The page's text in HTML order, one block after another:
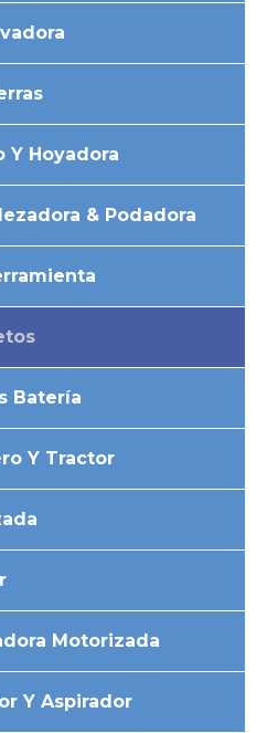
Y Hoyadora
& Podadora
Batería
Y Tractor
Motorizada
Y Aspirador